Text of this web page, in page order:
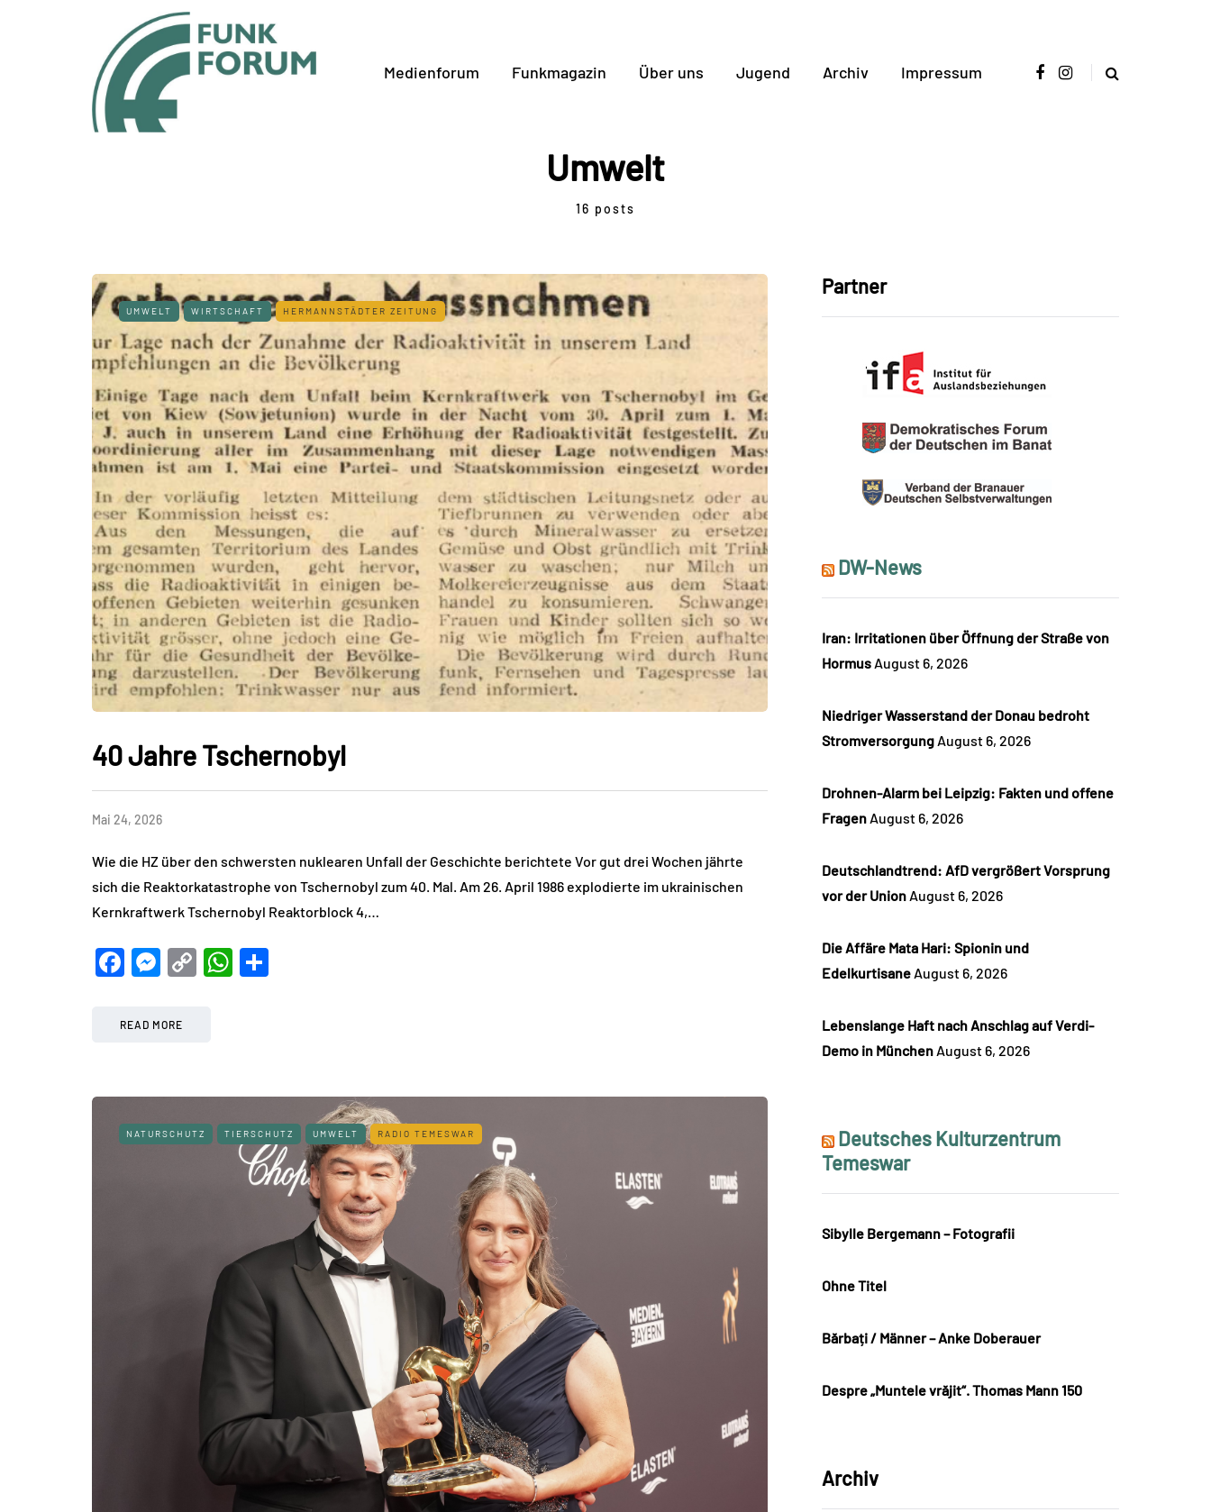
Medienforum Funkmagazin Über uns Jugend Archiv Impressum
Umwelt
16 posts
UMWELT WIRTSCHAFT HERMANNSTÄDTER ZEITUNG
40 Jahre Tschernobyl
Mai 24, 2026
Wie die HZ über den schwersten nuklearen Unfall der Geschichte berichtete Vor gut drei Wochen jährte
sich die Reaktorkatastrophe von Tschernobyl zum 40. Mal. Am 26. April 1986 explodierte im ukrainischen
Kernkraftwerk Tschernobyl Reaktorblock 4,…
Facebook
Messenger
CopyWhatsApp
READ MORE
NATURSCHUTZ TIERSCHUTZ UMWELT RADIO TEMESWAR
Partner
DW-News
Iran: Irritationen über Öffnung der Straße von
Hormus August 6, 2026
Niedriger Wasserstand der Donau bedroht
Stromversorgung August 6, 2026
Drohnen-Alarm bei Leipzig: Fakten und offene
Fragen August 6, 2026
Deutschlandtrend: AfD vergrößert Vorsprung
vor der Union August 6, 2026
Die Affäre Mata Hari: Spionin und
Edelkurtisane August 6, 2026
Lebenslange Haft nach Anschlag auf Verdi-
Demo in München August 6, 2026
Deutsches Kulturzentrum
Temeswar
Sibylle Bergemann – Fotografii
Ohne Titel
Bărbați / Männer – Anke Doberauer
Despre „Muntele vrăjit“. Thomas Mann 150
Archiv